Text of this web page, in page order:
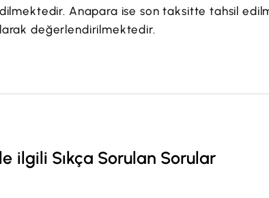
Anapara ise son taksitte tahsil
değerlendirilmektedir.
ilgili Sıkça Sorulan Sorular